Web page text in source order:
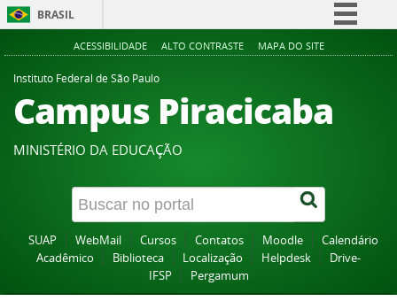
BRASIL
Simplifique!
Participe
Acesso à informação
Canais
ACESSIBILIDADE ALTO CONTRASTE MAPA DO SITE
Instituto Federal de São Paulo
Campus Piracicaba
MINISTÉRIO DA EDUCAÇÃO
SUAP WebMail Cursos Contatos Moodle
Calendário
Acadêmico
Biblioteca Localização Helpdesk
Drive-
IFSP
Pergamum